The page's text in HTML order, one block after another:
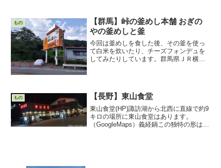
もの
【群馬】峠の釜めし本舗 おぎの
やの釜めしと釜
今回は釜めしを食した後、その釜を使っ
て白米を炊いたり、チーズフォンデュを
してみたりしています。群馬県ＪＲ横川
平間の廃線を利用した遊歩...
もの 【長野】東山食堂
東山食堂(HP)諏訪湖から北西に直線で約9
キロの場所に東山食堂はあります。
（GoogleMaps）義経鍋この独特の形は義